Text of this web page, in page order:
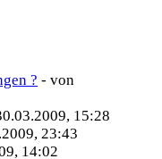
? - von
15:28
23:43
14:02